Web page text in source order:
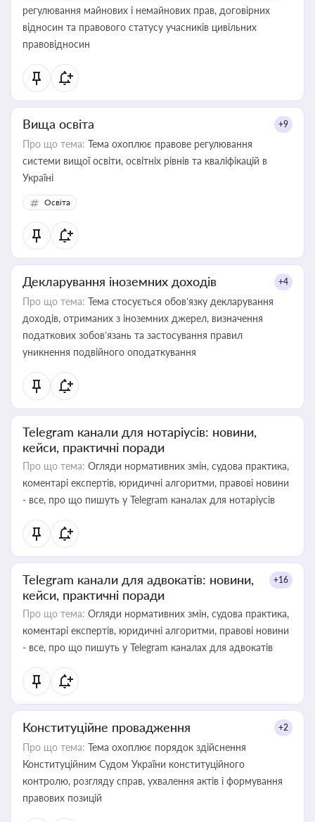
регулювання майнових і немайнових прав, договірних
відносин та правового статусу учасників цивільних
правовідносин
Вища освіта +9
Про що тема: Тема охоплює правове регулювання
системи вищої освіти, освітніх рівнів та кваліфікацій в
Україні
Освіта
Декларування іноземних доходів +4
Про що тема: Тема стосується обов’язку декларування
доходів, отриманих з іноземних джерел, визначення
податкових зобов’язань та застосування правил
уникнення подвійного оподаткування
Telegram канали для нотаріусів: новини,
кейси, практичні поради
Про що тема: Огляди нормативних змін, судова практика,
коментарі експертів, юридичні алгоритми, правові новини
- все, про що пишуть у Telegram каналах для нотаріусів
Telegram канали для адвокатів: новини,
кейси, практичні поради
+16
Про що тема: Огляди нормативних змін, судова практика,
коментарі експертів, юридичні алгоритми, правові новини
- все, про що пишуть у Telegram каналах для адвокатів
Конституційне провадження +2
Про що тема: Тема охоплює порядок здійснення
Конституційним Судом України конституційного
контролю, розгляду справ, ухвалення актів і формування
правових позицій